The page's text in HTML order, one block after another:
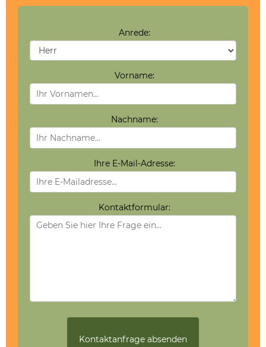
Anrede:
Vorname:
Nachname:
Ihre E-Mail-Adresse:
Kontaktformular: